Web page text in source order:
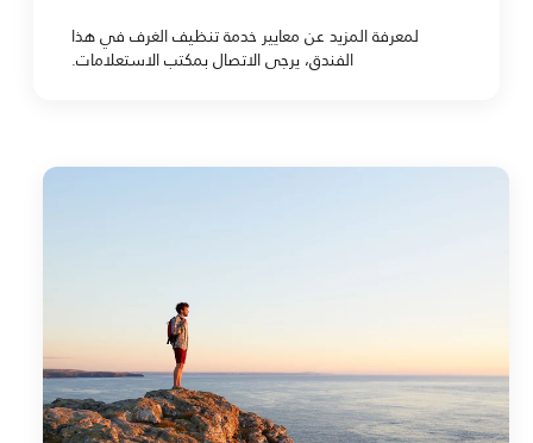
لمعرفة المزيد عن معايير خدمة تنظيف الغرف في هذا
الفندق، يرجى الاتصال بمكتب الاستعلامات.